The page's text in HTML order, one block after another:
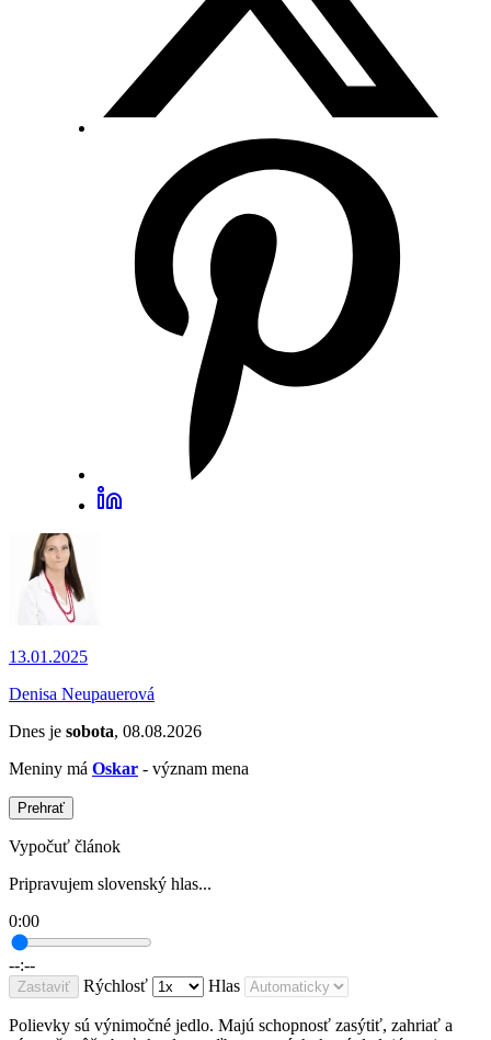
13.01.2025
Denisa Neupauerová
Dnes je sobota, 08.08.2026
Meniny má Oskar - význam mena
Prehrať
Vypočuť článok
Pripravujem slovenský hlas...
0:00
--:--
Zastaviť Rýchlosť Hlas
Polievky sú výnimočné jedlo. Majú schopnosť zasýtiť, zahriať a